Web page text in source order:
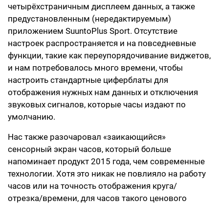
четырёхстраничным дисплеем данных, а также
предустановленным (нередактируемым)
приложением SuuntoPlus Sport. Отсутствие
настроек распространяется и на повседневные
функции, такие как переупорядочивание виджетов,
и нам потребовалось много времени, чтобы
настроить стандартные циферблаты для
отображения нужных нам данных и отключения
звуковых сигналов, которые часы издают по
умолчанию.
Нас также разочаровал «заикающийся»
сенсорный экран часов, который больше
напоминает продукт 2015 года, чем современные
технологии. Хотя это никак не повлияло на работу
часов или на точность отображения круга/
отрезка/времени, для часов такого ценового